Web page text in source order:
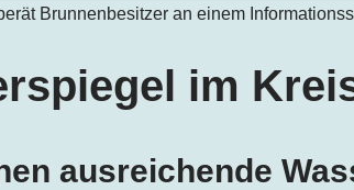
im
ausreichende